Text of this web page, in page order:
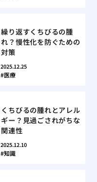
繰り返すくちびるの腫
れ？慢性化を防ぐための
対策
2025.12.25
医療
くちびるの腫れとアレル
ギー？見過ごされがちな
関連性
2025.12.10
知識